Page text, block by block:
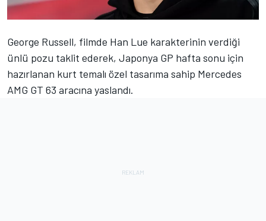
George Russell, filmde Han Lue karakterinin verdiği
ünlü pozu taklit ederek, Japonya GP hafta sonu için
hazırlanan kurt temalı özel tasarıma sahip Mercedes
AMG GT 63 aracına yaslandı.